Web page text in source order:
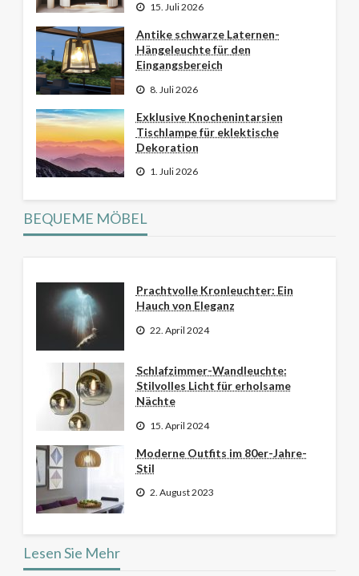
15. Juli 2026
Antike schwarze Laternen-
Hängeleuchte für den
Eingangsbereich
8. Juli 2026
Exklusive Knochenintarsien
Tischlampe für eklektische
Dekoration
1. Juli 2026
BEQUEME MÖBEL
Prachtvolle Kronleuchter: Ein
Hauch von Eleganz
22. April 2024
Schlafzimmer-Wandleuchte:
Stilvolles Licht für erholsame
Nächte
15. April 2024
Moderne Outfits im 80er-Jahre-
Stil
2. August 2023
Lesen Sie Mehr